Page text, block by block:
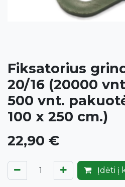
Fiksatorius
20/16 (20000
500 vnt.
100 x 250 cm.)
22,90 €
Įdėti į